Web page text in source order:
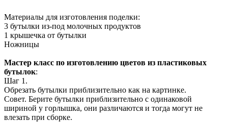
Материалы для изготовления поделки:
3 бутылки из-под молочных продуктов
1 крышечка от бутылки
Ножницы
Мастер класс по изготовлению цветов из пластиковых
бутылок:
Шаг 1.
Обрезать бутылки приблизительно как на картинке.
Совет. Берите бутылки приблизительно с одинаковой
шириной у горлышка, они различаются и тогда могут не
влезать при сборке.